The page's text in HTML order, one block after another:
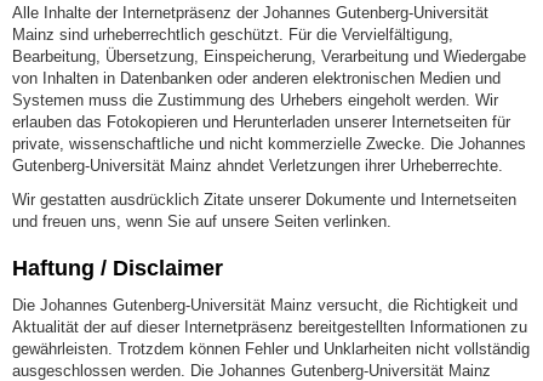
Alle Inhalte der Internetpräsenz der Johannes Gutenberg-Universität
Mainz sind urheberrechtlich geschützt. Für die Vervielfältigung,
Bearbeitung, Übersetzung, Einspeicherung, Verarbeitung und Wiedergabe
von Inhalten in Datenbanken oder anderen elektronischen Medien und
Systemen muss die Zustimmung des Urhebers eingeholt werden. Wir
erlauben das Fotokopieren und Herunterladen unserer Internetseiten für
private, wissenschaftliche und nicht kommerzielle Zwecke. Die Johannes
Gutenberg-Universität Mainz ahndet Verletzungen ihrer Urheberrechte.
Wir gestatten ausdrücklich Zitate unserer Dokumente und Internetseiten
und freuen uns, wenn Sie auf unsere Seiten verlinken.
Haftung / Disclaimer
Die Johannes Gutenberg-Universität Mainz versucht, die Richtigkeit und
Aktualität der auf dieser Internetpräsenz bereitgestellten Informationen zu
gewährleisten. Trotzdem können Fehler und Unklarheiten nicht vollständig
ausgeschlossen werden. Die Johannes Gutenberg-Universität Mainz